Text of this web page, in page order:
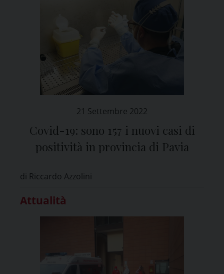
21 Settembre 2022
Covid-19: sono 157 i nuovi casi di
positività in provincia di Pavia
di Riccardo Azzolini
Attualità